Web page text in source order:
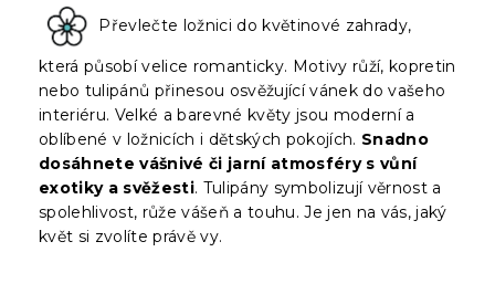
Převlečte ložnici do květinové zahrady,
která působí velice romanticky. Motivy růží, kopretin
nebo tulipánů přinesou osvěžující vánek do vašeho
interiéru. Velké a barevné květy jsou moderní a
oblíbené v ložnicích i dětských pokojích. Snadno
dosáhnete vášnivé či jarní atmosféry s vůní
exotiky a svěžesti. Tulipány symbolizují věrnost a
spolehlivost, růže vášeň a touhu. Je jen na vás, jaký
květ si zvolíte právě vy.